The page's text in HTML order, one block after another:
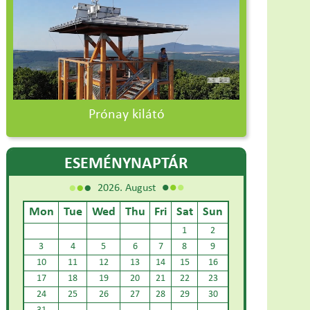
Prónay kilátó
ESEMÉNYNAPTÁR
2026. August
Mon Tue Wed Thu Fri Sat Sun
1
2
3
4 5 6 7 8
9
10
11 12 13 14 15
16
17
18 19 20 21 22
23
24
25 26 27 28 29
30